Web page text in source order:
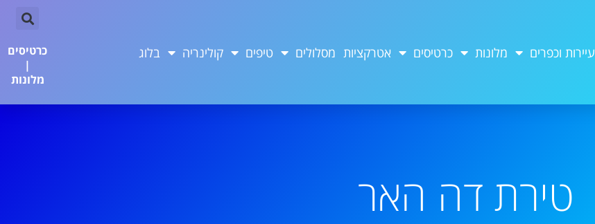
עיירות וכפרים מלונות כרטיסים אטרקציות מסלולים טיפים קולינריה בלוג
כרטיסים
|
מלונות
טירת דה האר